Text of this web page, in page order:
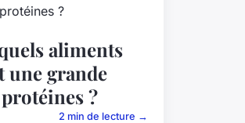
aliments
une grande
?
2 min de lecture →